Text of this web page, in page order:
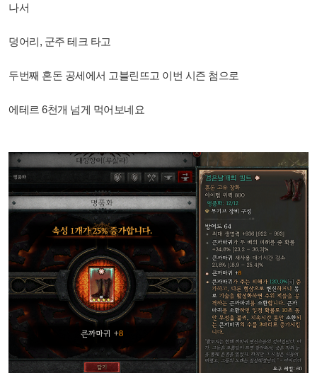
나서
덩어리, 군주 테크 타고
두번째 혼돈 공세에서 고블린뜨고 이번 시즌 첨으로
에테르 6천개 넘게 먹어보네요